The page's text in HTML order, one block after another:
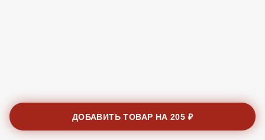
ДОБАВИТЬ ТОВАР НА205 ₽